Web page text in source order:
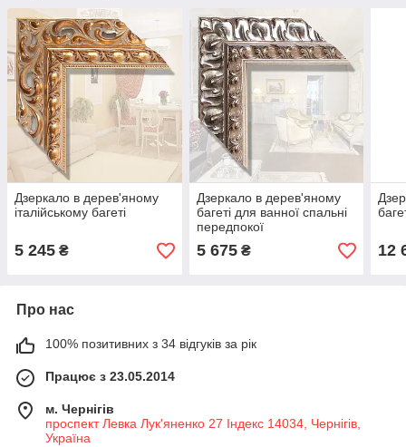
Дзеркало в дерев'яному
італійському багеті
5 245 ₴
Дзеркало в дерев'яному
багеті для ванної спальні
передпокої
5 675₴ 12
Про нас
100% позитивних з 34 відгуків за рік
Працює з 23.05.2014
м. Чернігів
проспект Левка Лук'яненко 27 Індекс 14034, Чернігів,
Україна